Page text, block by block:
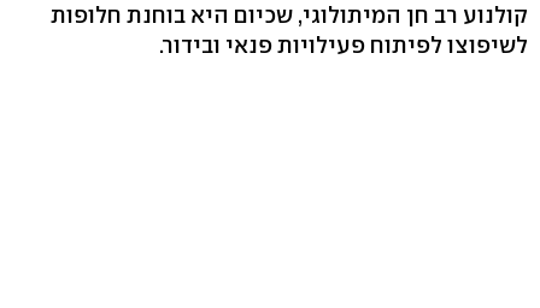
קולנוע רב חן המיתולוגי, שכיום היא בוחנת חלופות
לשיפוצו לפיתוח פעילויות פנאי ובידור.